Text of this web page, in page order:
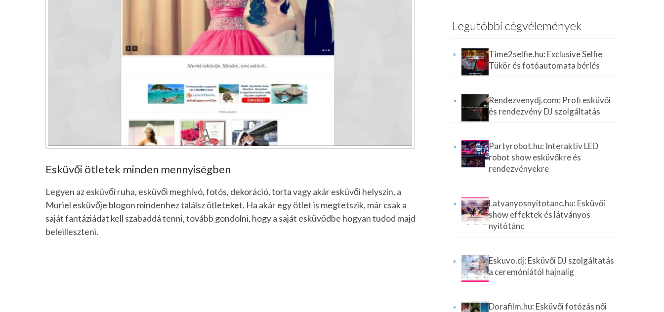
Esküvői ötletek minden mennyiségben
Legyen az esküvői ruha, esküvői meghívó, fotós, dekoráció, torta vagy akár esküvői helyszín, a
Muriel esküvője blogon mindenhez találsz ötleteket. Ha akár egy ötlet is megtetszik, már csak a
saját fantáziádat kell szabaddá tenni, tovább gondolni, hogy a saját esküvődbe hogyan tudod majd
beleilleszteni.
Legutóbbi cégvélemények
Time2selfie.hu: Exclusive Selfie
Tükör és fotóautomata bérlés
Rendezvenydj.com: Profi esküvői
és rendezvény DJ szolgáltatás
Partyrobot.hu: Interaktív LED
robot show esküvőkre és
rendezvényekre
Latvanyosnyitotanc.hu: Esküvői
show effektek és látványos
nyitótánc
Eskuvo.dj: Esküvői DJ szolgáltatás
a ceremóniától hajnalig
Dorafilm.hu: Esküvői fotózás női